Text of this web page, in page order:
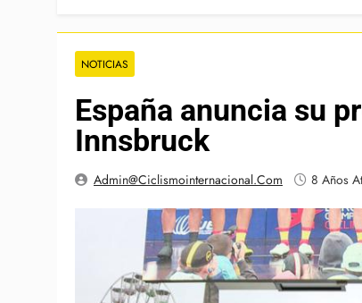
NOTICIAS
España anuncia su
Innsbruck
Admin@ciclismointernacional.com 8 Años